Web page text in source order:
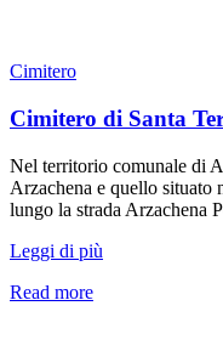
Cimitero
Cimitero di Santa
Nel territorio comunale di
Arzachena e quello situato
lungo la strada Arzachena
Leggi di più
Read more